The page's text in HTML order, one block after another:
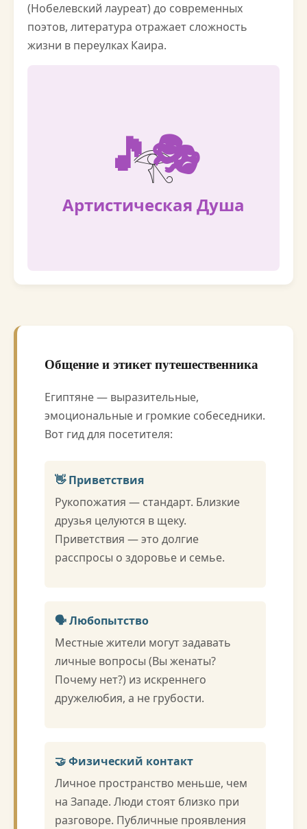
(Нобелевский лауреат) до современных
поэтов, литература отражает сложность
жизни в переулках Каира.
🎵🎭
Артистическая Душа
Общение и этикет путешественника
Египтяне — выразительные,
эмоциональные и громкие собеседники.
Вот гид для посетителя:
👋 Приветствия
Рукопожатия — стандарт. Близкие
друзья целуются в щеку.
Приветствия — это долгие
расспросы о здоровье и семье.
🗣️ Любопытство
Местные жители могут задавать
личные вопросы (Вы женаты?
Почему нет?) из искреннего
дружелюбия, а не грубости.
🤝 Физический контакт
Личное пространство меньше, чем
на Западе. Люди стоят близко при
разговоре. Публичные проявления